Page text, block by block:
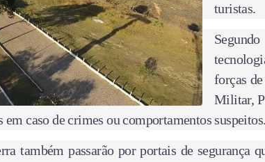
turistas.
forças
Militar,
caso de crimes ou comportamentos suspeitos.
também passarão por portais de segurança